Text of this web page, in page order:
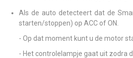
Als de auto detecteert dat de
starten/stoppen) op ACC of ON.
- Op dat moment kunt u de motor
- Het controlelampje gaat uit zodra